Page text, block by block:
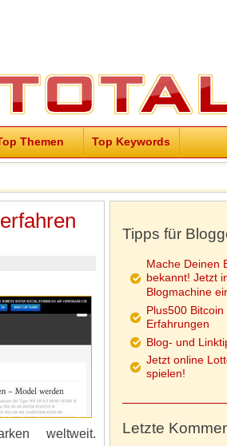
Themen Top Keywords
weltweit.
Tipps für
Mache Deinen
bekannt! Jetzt
Blogmachine
Plus500 Bitcoin
Erfahrungen
Blog- und
Jetzt online
spielen!
Letzte